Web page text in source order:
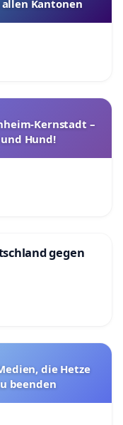
Kantonen
Kernstadt –
Hund!
gegen
die Hetze
beenden